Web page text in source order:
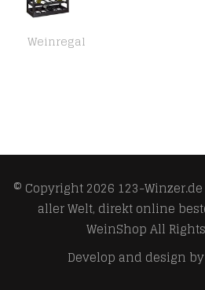
Weinregal
© Copyright 2026 123-
aller Welt, direkt online
WeinShopAll
Develop and design by